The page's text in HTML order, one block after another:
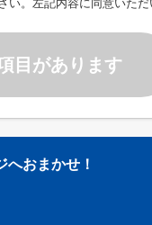
い。左記内容に同意いた
目があります
おまかせ！